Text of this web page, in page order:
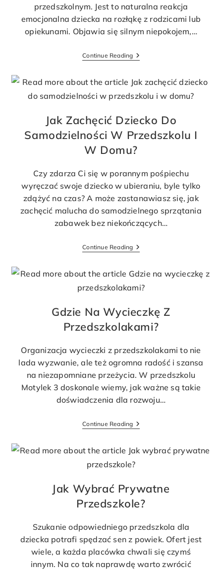
przedszkolnym. Jest to naturalna reakcja
emocjonalna dziecka na rozłąkę z rodzicami lub
opiekunami. Objawia się silnym niepokojem,…
Continue Reading
Jak Zachęcić Dziecko Do
Samodzielności W Przedszkolu I
W Domu?
Czy zdarza Ci się w porannym pośpiechu
wyręczać swoje dziecko w ubieraniu, byle tylko
zdążyć na czas? A może zastanawiasz się, jak
zachęcić malucha do samodzielnego sprzątania
zabawek bez niekończących…
Continue Reading
Gdzie Na Wycieczkę Z
Przedszkolakami?
Organizacja wycieczki z przedszkolakami to nie
lada wyzwanie, ale też ogromna radość i szansa
na niezapomniane przeżycia. W przedszkolu
Motylek 3 doskonale wiemy, jak ważne są takie
doświadczenia dla rozwoju…
Continue Reading
Jak Wybrać Prywatne
Przedszkole?
Szukanie odpowiedniego przedszkola dla
dziecka potrafi spędzać sen z powiek. Ofert jest
wiele, a każda placówka chwali się czymś
innym. Na co tak naprawdę warto zwrócić